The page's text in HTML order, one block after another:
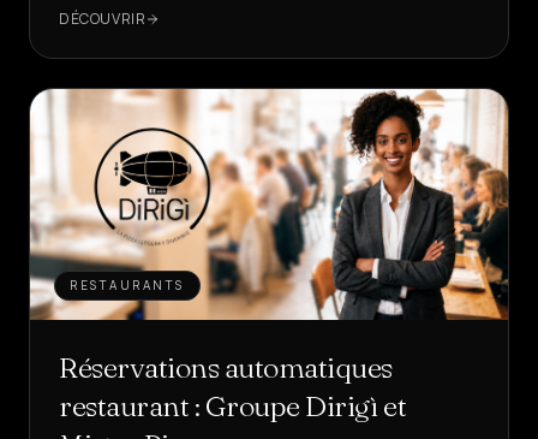
DÉCOUVRIR
RESTAURANTS
Réservations automatiques
restaurant : Groupe Dirigì et